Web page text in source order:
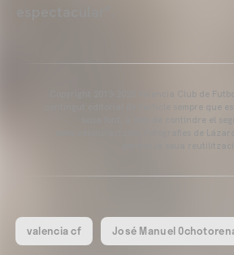
Copyright 2013-2025 Valencia Club de
contingut editorial de l'article sempre que
seua font, a més de contindre el
www.valenciacf.com. Fotografies de
valencia cf José Manuel